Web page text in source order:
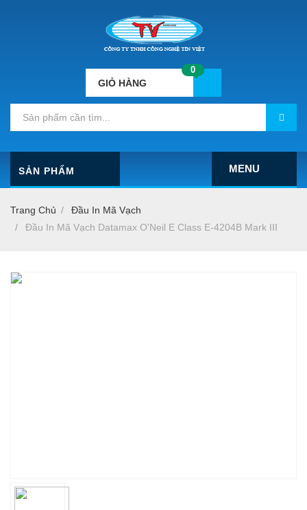
GIỎ HÀNG
0
MENU
SẢN PHẨM
Trang Chủ
Đầu In Mã Vạch
Đầu In Mã Vạch Datamax O'Neil E Class E-4204B Mark III